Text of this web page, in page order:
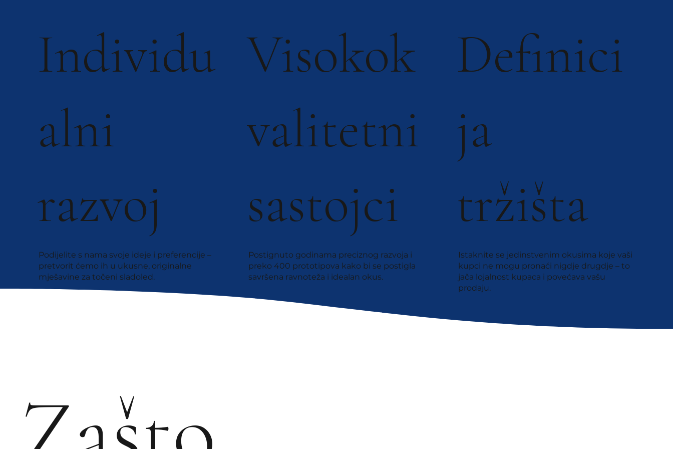
Individu
alni
razvoj
Podijelite s nama svoje ideje i preferencije –
pretvorit ćemo ih u ukusne, originalne
mješavine za točeni sladoled.
Visokok
valitetni
sastojci
Postignuto godinama preciznog razvoja i
preko 400 prototipova kako bi se postigla
savršena ravnoteža i idealan okus.
Definici
ja
tržišta
Istaknite se jedinstvenim okusima koje vaši
kupci ne mogu pronaći nigdje drugdje – to
jača lojalnost kupaca i povećava vašu
prodaju.